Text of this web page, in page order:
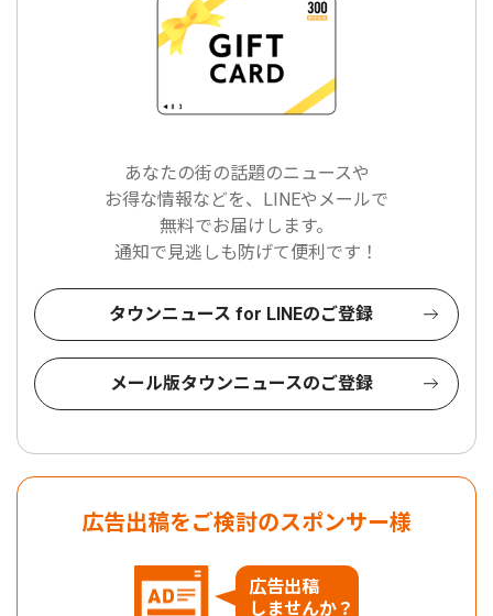
あなたの街の話題のニュースや
お得な情報などを、LINEやメールで
無料でお届けします。
通知で見逃しも防げて便利です！
タウンニュース for LINEのご登録
メール版タウンニュースのご登録
広告出稿をご検討のスポンサー様
広告出稿
しませんか？